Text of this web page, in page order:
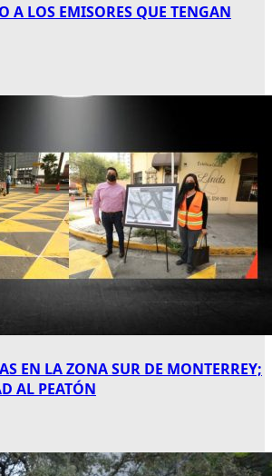
A LOS EMISORES QUE TENGAN
EN LA ZONA SUR DE MONTERREY;
AL PEATÓN